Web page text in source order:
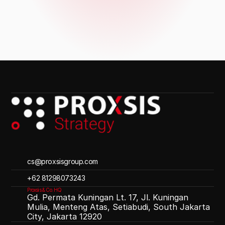
cs@proxsisgroup.com
‪+62 81298073243
Proxsis & Co. HQ
Gd. Permata Kuningan Lt. 17, Jl. Kuningan
Mulia, Menteng Atas, Setiabudi, South Jakarta
City, Jakarta 12920